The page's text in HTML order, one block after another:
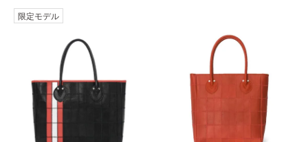
限定モデル